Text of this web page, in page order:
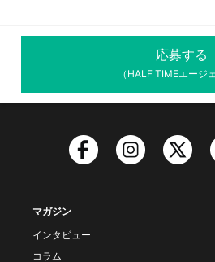
応募する
（HALF TIMEエージ
マガジン
インタビュー
コラム